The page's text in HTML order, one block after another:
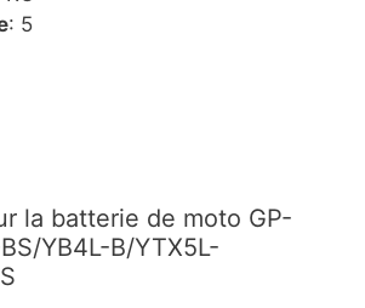
: 5
la batterie de moto GP-
YB4L-B/YTX5L-